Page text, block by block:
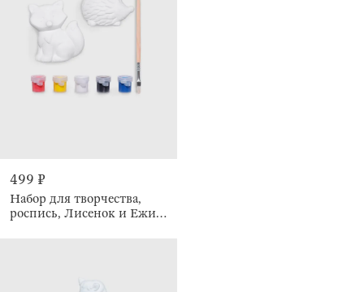
499 ₽
Набор для творчества,
роспись, Лисенок и Ежик,